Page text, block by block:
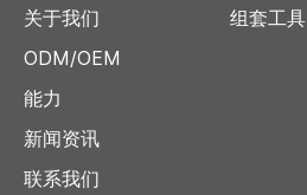
关于我们
ODM/OEM
能力
新闻资讯
联系我们
组套工具